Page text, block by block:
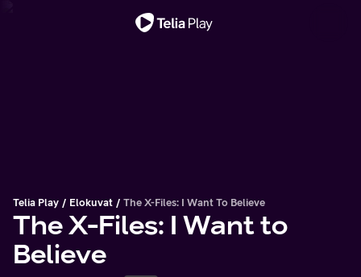
Telia Play Elokuvat The X-Files: I Want To Believe
The X-Files: I Want to
Believe